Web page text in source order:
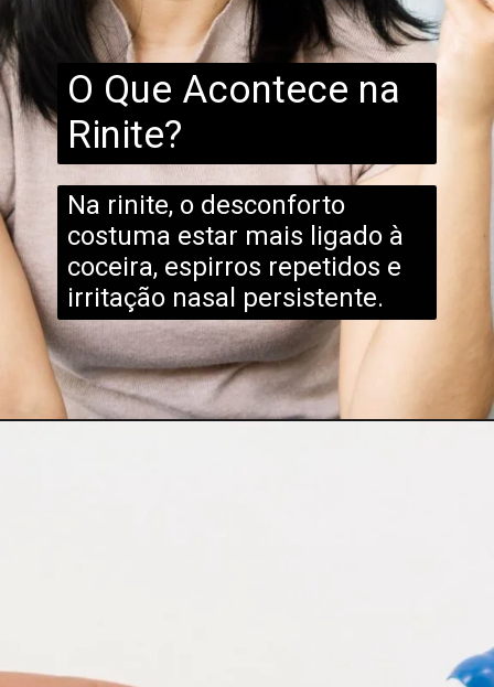
Na rinite, o desconforto
costuma estar mais ligado à
coceira, espirros repetidos e
irritação nasal persistente.
O Que Acontece na
Rinite?